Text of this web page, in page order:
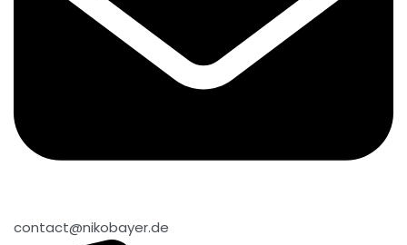
contact@nikobayer.de